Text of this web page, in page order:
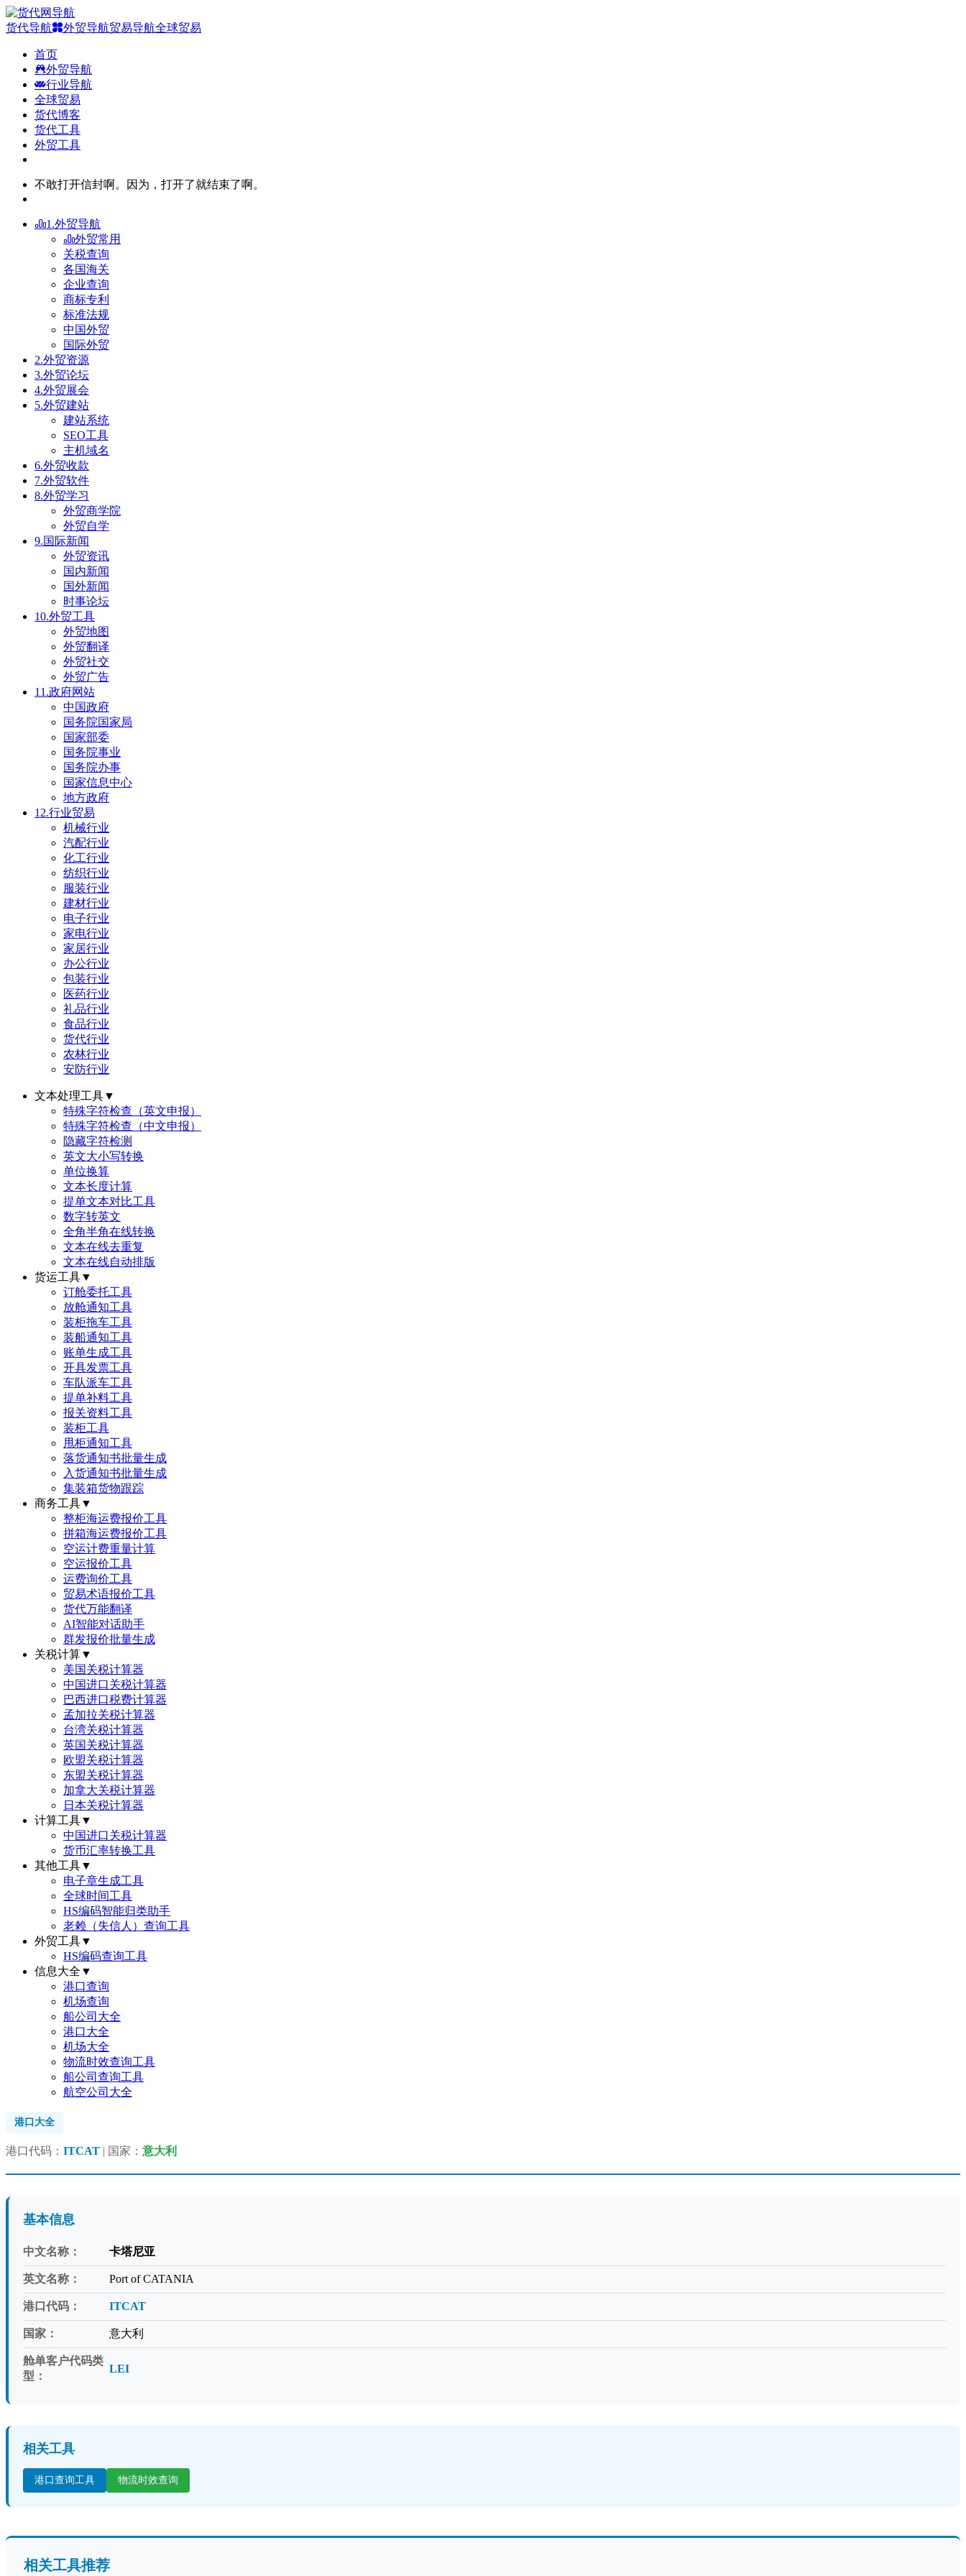
货代导航 外贸导航贸易导航全球贸易
首页
外贸导航
行业导航
全球贸易
货代博客
货代工具
外贸工具
不敢打开信封啊。因为，打开了就结束了啊。
1.外贸导航
外贸常用
关税查询
各国海关
企业查询
商标专利
标准法规
中国外贸
国际外贸
2.外贸资源
3.外贸论坛
4.外贸展会
5.外贸建站
建站系统
SEO工具
主机域名
6.外贸收款
7.外贸软件
8.外贸学习
外贸商学院
外贸自学
9.国际新闻
外贸资讯
国内新闻
国外新闻
时事论坛
10.外贸工具
外贸地图
外贸翻译
外贸社交
外贸广告
11.政府网站
中国政府
国务院国家局
国家部委
国务院事业
国务院办事
国家信息中心
地方政府
12.行业贸易
机械行业
汽配行业
化工行业
纺织行业
服装行业
建材行业
电子行业
家电行业
家居行业
办公行业
包装行业
医药行业
礼品行业
食品行业
货代行业
农林行业
安防行业
文本处理工具▼
特殊字符检查（英文申报）
特殊字符检查（中文申报）
隐藏字符检测
英文大小写转换
单位换算
文本长度计算
提单文本对比工具
数字转英文
全角半角在线转换
文本在线去重复
文本在线自动排版
货运工具▼
订舱委托工具
放舱通知工具
装柜拖车工具
装船通知工具
账单生成工具
开具发票工具
车队派车工具
提单补料工具
报关资料工具
装柜工具
甩柜通知工具
落货通知书批量生成
入货通知书批量生成
集装箱货物跟踪
商务工具▼
整柜海运费报价工具
拼箱海运费报价工具
空运计费重量计算
空运报价工具
运费询价工具
贸易术语报价工具
货代万能翻译
AI智能对话助手
群发报价批量生成
关税计算▼
美国关税计算器
中国进口关税计算器
巴西进口税费计算器
孟加拉关税计算器
台湾关税计算器
英国关税计算器
欧盟关税计算器
东盟关税计算器
加拿大关税计算器
日本关税计算器
计算工具▼
中国进口关税计算器
货币汇率转换工具
其他工具▼
电子章生成工具
全球时间工具
HS编码智能归类助手
老赖（失信人）查询工具
外贸工具▼
HS编码查询工具
信息大全 ▼
港口查询
机场查询
船公司大全
港口大全
机场大全
物流时效查询工具
船公司查询工具
航空公司大全
港口大全
港口代码： ITCAT | 国家： 意大利
基本信息
中文名称： 卡塔尼亚
英文名称： Port of CATANIA
港口代码： ITCAT
国家： 意大利
舱单客户代码类
型：
LEI
相关工具
港口查询工具 物流时效查询
相关工具推荐